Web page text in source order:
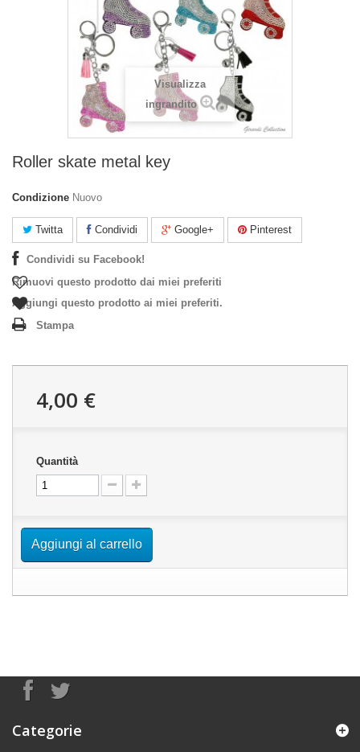
Visualizza
ingrandito
Roller skate metal key
Condizione Nuovo
Twitta Condividi Google+ Pinterest
Condividi su Facebook!
Rimuovi questo prodotto dai miei preferiti
Aggiungi questo prodotto ai miei preferiti.
Stampa
4,00 €
Quantità
Aggiungi al carrello
Categorie